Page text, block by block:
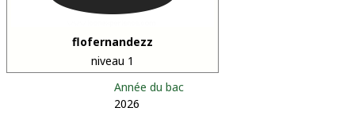
flofernandezz
niveau 1
Année du bac
2026